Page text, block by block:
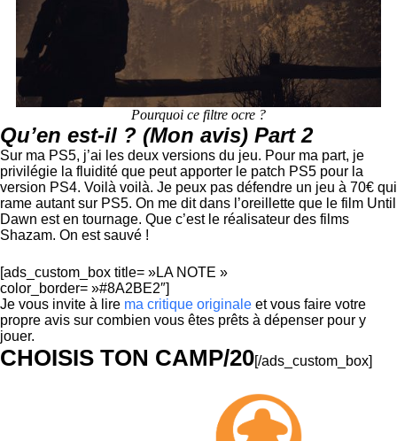
Pourquoi ce filtre ocre ?
Qu’en est-il ? (Mon avis) Part 2
Sur ma PS5, j’ai les deux versions du jeu. Pour ma part, je
privilégie la fluidité que peut apporter le patch PS5 pour la
version PS4. Voilà voilà. Je peux pas défendre un jeu à 70€ qui
rame autant sur PS5. On me dit dans l’oreillette que le film Until
Dawn est en tournage. Que c’est le réalisateur des films
Shazam. On est sauvé !
[ads_custom_box title= »LA NOTE »
color_border= »#8A2BE2″]
Je vous invite à lire ma critique originale et vous faire votre
propre avis sur combien vous êtes prêts à dépenser pour y
jouer.
CHOISIS TON CAMP/20[/ads_custom_box]